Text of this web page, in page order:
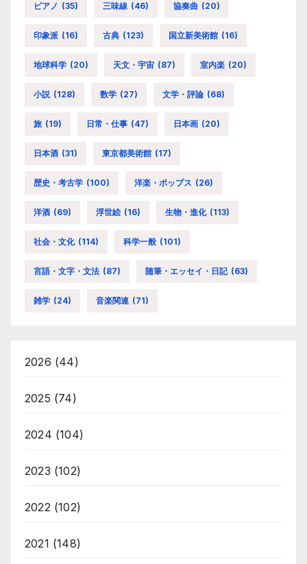
ピアノ (35) 三味線 (46) 協奏曲 (20)
印象派 (16) 古典 (123) 国立新美術館 (16)
地球科学 (20) 天文・宇宙 (87) 室内楽 (20)
小説 (128) 数学 (27) 文学・評論 (68)
旅 (19) 日常・仕事 (47) 日本画 (20)
日本酒 (31) 東京都美術館 (17)
歴史・考古学 (100) 洋楽・ポップス (26)
洋酒 (69) 浮世絵 (16) 生物・進化 (113)
社会・文化 (114) 科学一般 (101)
言語・文字・文法 (87) 随筆・エッセイ・日記 (63)
雑学 (24) 音楽関連 (71)
2026 (44)
2025 (74)
2024 (104)
2023 (102)
2022(102)
2021 (148)